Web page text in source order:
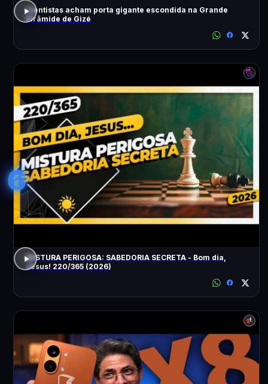
Cientistas acham porta gigante escondida na Grande
Pirâmide de Gizé
6
MISTURA PERIGOSA: SABEDORIA SECRETA - Bom dia,
Jesus! 220/365 (2026)